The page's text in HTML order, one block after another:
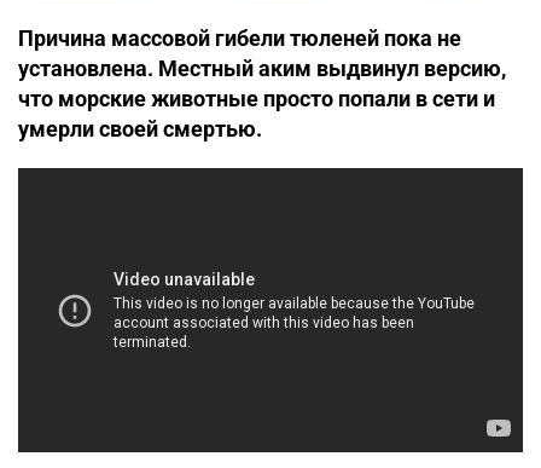
Причина массовой гибели тюленей пока не
установлена. Местный аким выдвинул версию,
что морские животные просто попали в сети и
умерли своей смертью.